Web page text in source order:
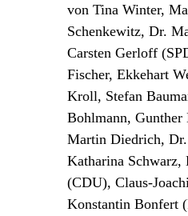
von Tina Winter,
Schenkewitz, Dr.
Carsten Gerloff
Fischer, Ekkehart
Kroll, Stefan
Bohlmann,
Martin Diedrich, Dr.
Katharina
(CDU), Claus-
Konstantin Bonfert